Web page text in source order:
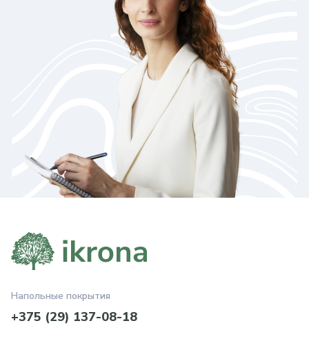
Напольные покрытия
+375 (29) 137-08-18